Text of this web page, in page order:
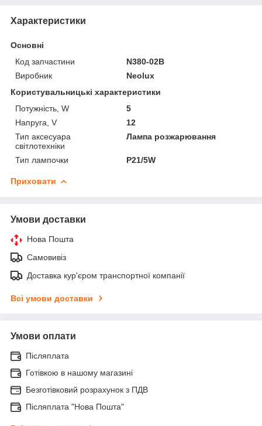
Характеристики
Основні
Код запчастини
N380-02B
Виробник
Neolux
Користувальницькі характеристики
Потужність, W
5
Напруга, V
12
Тип аксесуара
світлотехніки
Лампа розжарювання
Тип лампочки P21/5W
Приховати
Умови доставки
Нова Пошта
Самовивіз
Доставка кур'єром транспортної компанії
Всі умови доставки
Умови оплати
Післяплата
Готівкою в нашому магазині
Безготівковий розрахунок з ПДВ
Післяплата "Нова Пошта"